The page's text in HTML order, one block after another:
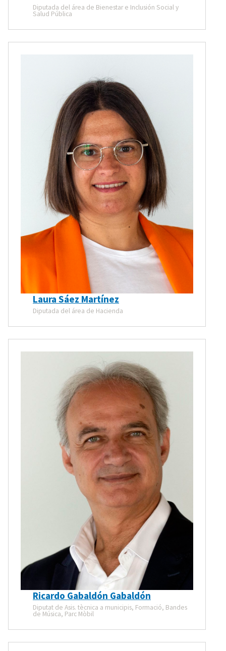
Diputada del área de Bienestar e Inclusión Social y
Salud Pública
Laura Sáez Martínez
Diputada del área de Hacienda
Ricardo Gabaldón Gabaldón
Diputat de Asis. tècnica a municipis, Formació, Bandes
de Música, Parc Mòbil